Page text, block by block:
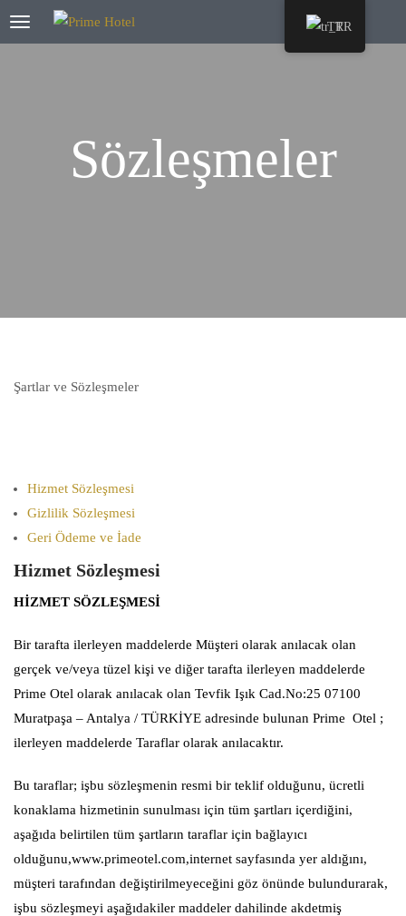
Sözleşmeler
Şartlar ve Sözleşmeler
Hizmet Sözleşmesi
Gizlilik Sözleşmesi
Geri Ödeme ve İade
Hizmet Sözleşmesi
HİZMET SÖZLEŞMESİ
Bir tarafta ilerleyen maddelerde Müşteri olarak anılacak olan
gerçek ve/veya tüzel kişi ve diğer tarafta ilerleyen maddelerde
Prime Otel olarak anılacak olan Tevfik Işık Cad.No:25 07100
Muratpaşa – Antalya / TÜRKİYE adresinde bulunan Prime Otel ;
ilerleyen maddelerde Taraflar olarak anılacaktır.
Bu taraflar; işbu sözleşmenin resmi bir teklif olduğunu, ücretli
konaklama hizmetinin sunulması için tüm şartları içerdiğini,
aşağıda belirtilen tüm şartların taraflar için bağlayıcı
olduğunu,www.primeotel.com,internet sayfasında yer aldığını,
müşteri tarafından değiştirilmeyeceğini göz önünde bulundurarak,
işbu sözleşmeyi aşağıdakiler maddeler dahilinde akdetmiş
TR